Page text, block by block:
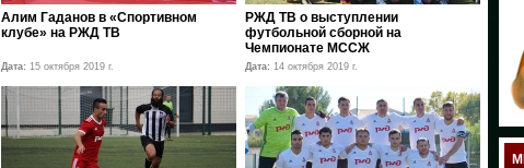
Алим Гаданов в «Спортивном
клубе» на РЖД ТВ
Дата: 15 октября 2019 г.
РЖД ТВ о выступлении
футбольной сборной на
Чемпионате МССЖ
Дата: 14 октября 2019 г.